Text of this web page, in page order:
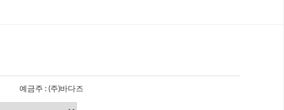
예금주 : (주)바다즈